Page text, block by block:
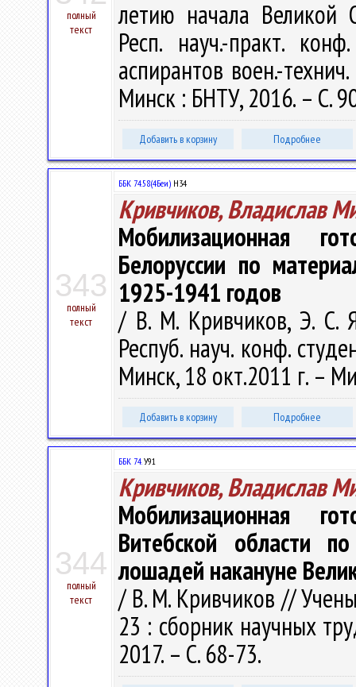
полный
текст
летию начала Великой
Респ. науч.-практ.
аспирантов воен.-
Минск : БНТУ, 2016. – С.
Добавить в корзину Подробнее
343
полный
текст
ББК 74.58(4Беи) Н34
Кривчиков, Владислав
Мобилизационная
Белоруссии по
1925-1941 годов
/ В. М. Кривчиков, Э. С.
Респуб. науч. конф.
Минск, 18 окт.2011 г. –
Добавить в корзину Подробнее
344
полный
текст
ББК 74.У91
Кривчиков, Владислав
Мобилизационная
Витебской области
лошадей накануне
/ В. М. Кривчиков //
23 : сборник научных
2017. – С. 68-73.